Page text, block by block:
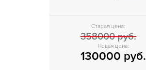
Старая цена:
358000 руб.
Новая цена:
130000 руб.